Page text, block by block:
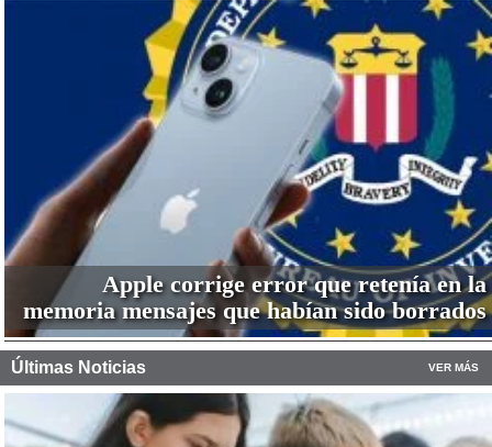
Apple corrige error que retenía en la
memoria mensajes que habían sido borrados
Últimas Noticias VER MÁS